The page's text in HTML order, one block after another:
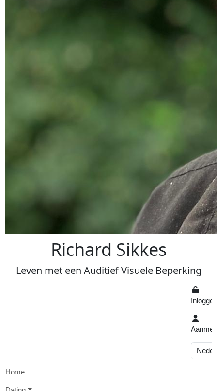
Richard Sikkes
Leven met een AuditiefVisuele Beperking
Home